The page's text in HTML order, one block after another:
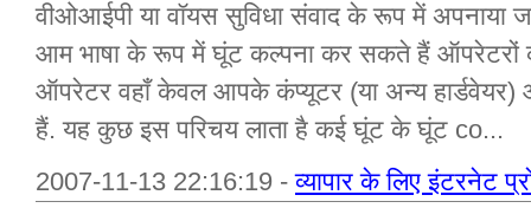
वीओआईपी या वॉयस सुविधा संवाद के रूप में अपनाया
आम भाषा के रूप में घूंट कल्पना कर सकते हैं ऑपरेटरों
ऑपरेटर वहाँ केवल आपके कंप्यूटर (या अन्य
हैं. यह कुछ इस परिचय लाता है कई घूंट के घूंट co...
2007-11-13 22:16:19 -व्यापार के लिए इंटरनेट